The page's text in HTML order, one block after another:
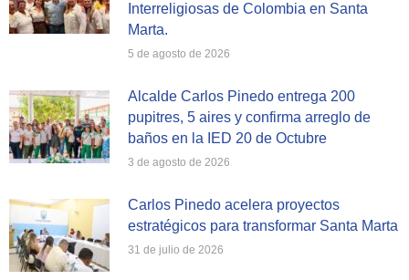
Interreligiosas de Colombia en Santa
Marta.
5 de agosto de 2026
Alcalde Carlos Pinedo entrega 200
pupitres, 5 aires y confirma arreglo de
baños en la IED 20 de Octubre
3 de agosto de 2026
Carlos Pinedo acelera proyectos
estratégicos para transformar Santa Marta
31 de julio de 2026